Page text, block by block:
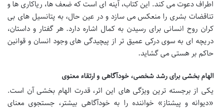
اطراف دعوت می کند. این کتاب، آینه ای است که ضعف ها، ریاکاری ها و
تناقضات بشری را منعکس می سازد و در عین حال، به پتانسیل های بی
کران روح انسانی برای رسیدن به کمال اشاره دارد. هر گفتار و داستان،
دریچه ای به سوی درکی عمیق تر از پیچیدگی های وجود انسان و قوانین
حاکم بر هستی می گشاید.
الهام بخشی برای رشد شخصی، خودآگاهی و ارتقاء معنوی
یکی از برجسته ترین ویژگی های این اثر، قدرت الهام بخشی آن است.
«دیوانه و پیشتاز» خواننده را به خودآگاهی بیشتر، جستجوی معنای